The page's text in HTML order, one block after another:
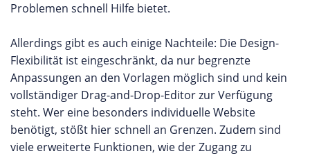
Problemen schnell Hilfe bietet.
Allerdings gibt es auch einige Nachteile: Die Design-
Flexibilität ist eingeschränkt, da nur begrenzte
Anpassungen an den Vorlagen möglich sind und kein
vollständiger Drag-and-Drop-Editor zur Verfügung
steht. Wer eine besonders individuelle Website
benötigt, stößt hier schnell an Grenzen. Zudem sind
viele erweiterte Funktionen, wie der Zugang zu